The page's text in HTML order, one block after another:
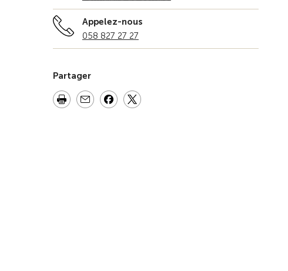
Appelez-nous
058 827 27 27
Partager